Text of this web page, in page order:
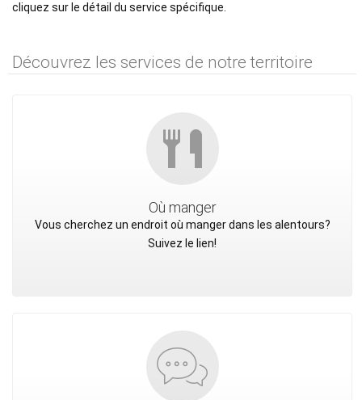
cliquez sur le détail du service spécifique.
Découvrez les services de notre territoire
Où manger
Vous cherchez un endroit où manger dans les alentours?
Suivez le lien!